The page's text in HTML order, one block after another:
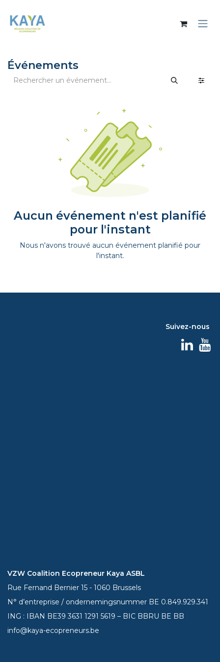
Événements
Aucun événement n'est planifié
pour l'instant
Nous n'avons trouvé aucun événement planifié pour
l'instant.
Suivez-nous
VZW Coalition Ecopreneur Kaya ASBL
Rue Fernand Bernier 15 - 1060 Brussels
N° d’entreprise / ondernemingsnummer BE 0.849.929.341
ING : IBAN BE393631 1291 5619 – BIC BBRU BE BB
info@kaya-ecopreneurs.be